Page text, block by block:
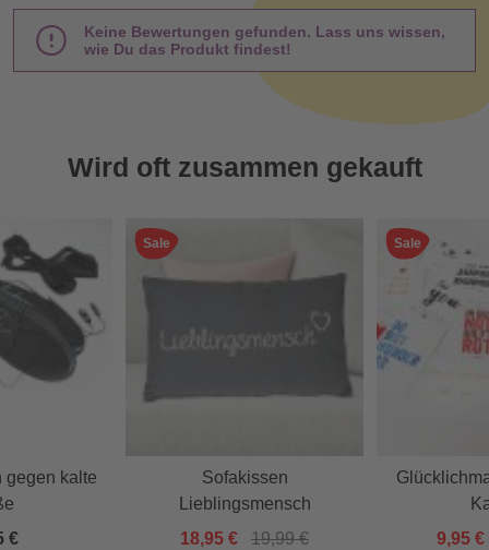
Keine Bewertungen gefunden. Lass uns wissen,
wie Du das Produkt findest!
Wird oft zusammen gekauft
gegen kalte
€
Sale
Sofakissen
Lieblingsmensch
18,95 €
19,99 €
Sale
9,95 €